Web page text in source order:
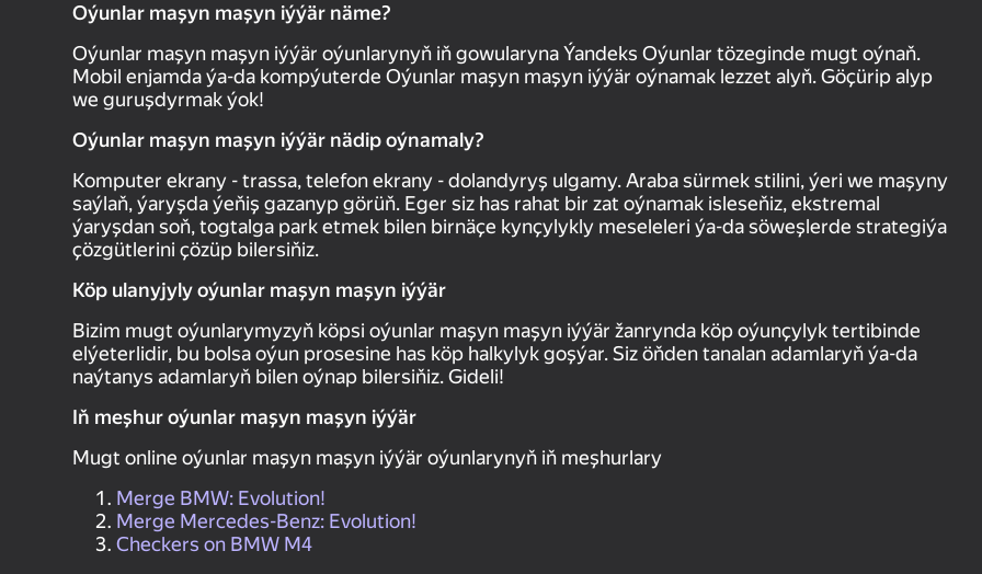
Oýunlar maşyn maşyn iýýär näme?
Oýunlar maşyn maşyn iýýär oýunlarynyň iň gowularyna Ýandeks Oýunlar tözeginde mugt oýnaň.
Mobil enjamda ýa-da kompýuterde Oýunlar maşyn maşyn iýýär oýnamak lezzet alyň. Göçürip alyp
we guruşdyrmak ýok!
Oýunlar maşyn maşyn iýýär nädip oýnamaly?
Komputer ekrany - trassa, telefon ekrany - dolandyryş ulgamy. Araba sürmek stilini, ýeri we maşyny
saýlaň, ýaryşda ýeňiş gazanyp görüň. Eger siz has rahat bir zat oýnamak isleseňiz, ekstremal
ýaryşdan soň, togtalga park etmek bilen birnäçe kynçylykly meseleleri ýa-da söweşlerde strategiýa
çözgütlerini çözüp bilersiňiz.
Köp ulanyjyly oýunlar maşyn maşyn iýýär
Bizim mugt oýunlarymyzyň köpsi oýunlar maşyn maşyn iýýär žanrynda köp oýunçylyk tertibinde
elýeterlidir, bu bolsa oýun prosesine has köp halkylyk goşýar. Siz öňden tanalan adamlaryň ýa-da
naýtanys adamlaryň bilen oýnap bilersiňiz. Gideli!
Iň meşhur oýunlar maşyn maşyn iýýär
Mugt online oýunlar maşyn maşyn iýýär oýunlarynyň iň meşhurlary
Merge BMW: Evolution!
Merge Mercedes-Benz: Evolution!
Checkers on BMW M4